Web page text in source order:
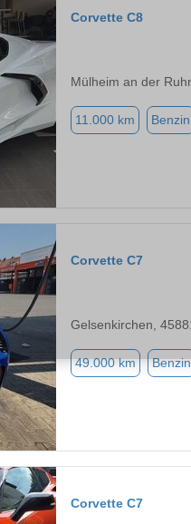
Corvette C8
Mülheim an der
11.000 km Benzin
Corvette C7
Gelsenkirchen,
49.000 km Benzin
Corvette C7